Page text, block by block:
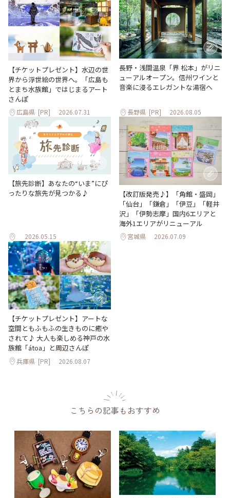
【チケットプレゼント】水辺の世
界から浮世絵の世界へ。「広島も
とまち水族館」ではじまるアート
さんぽ
広島県 [PR] 2026.07.31
長野・浅間温泉「界 松本」がリニ
ューアルオープン。信州ワインと
音楽に浸るエレガントな湯宿へ
長野県 [PR] 2026.08.05
【旅先診断】あなたの“いま”にぴ
ったりな旅先が見つかる♪
2026.05.15
【改訂版発売♪】「角館・盛岡」
「仙台」「鎌倉」「伊豆」「軽井
沢」「伊勢志摩」国内6エリアと
海外1エリアがリニューアル
宮城県 2026.07.09
【チケットプレゼント】アートな
空間ともふもふの生きものに癒や
されて♪ 大人も楽しめる神戸の水
族館「átoa」と周辺さんぽ
兵庫県 [PR] 2026.08.07
こちらの記事もおすすめ